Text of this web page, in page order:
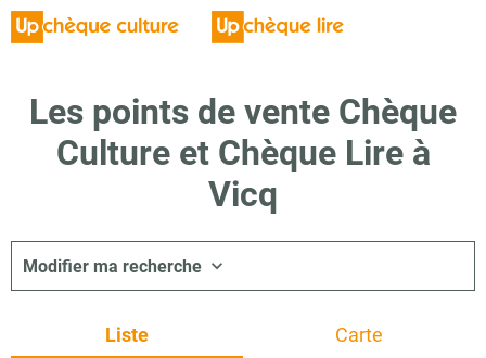
Les points de vente Chèque
Culture et Chèque Lire à
Vicq
Modifier ma recherche
Liste Carte